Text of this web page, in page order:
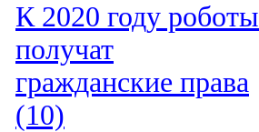
К 2020 году роботы
получат
гражданские права
(10)